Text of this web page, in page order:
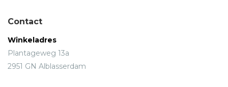
Contact
Winkeladres
Plantageweg 13a
2951 GN Alblasserdam